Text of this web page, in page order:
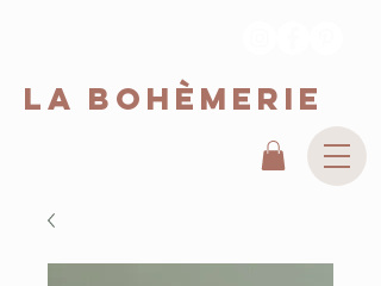
La Bohèmerie